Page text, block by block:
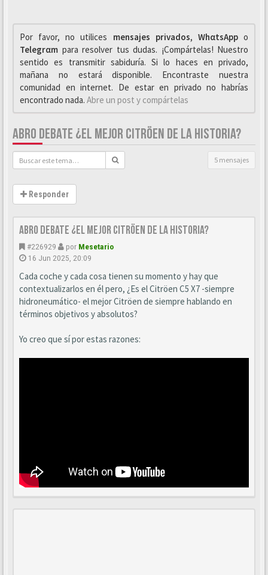
Por favor, no utilices mensajes privados, WhαtsAppo
Telegrαm para resolver tus dudas. ¡Compártelas! Nuestro
sentido es transmitir sabiduría. Si lo haces en privado,
mañana no estará disponible. Encontraste nuestra
comunidad en internet. De estar en privado no habrías
encontrado nada. Abre un post y compártelas
ABRO DEBATE ¿EL MEJOR CITRÖEN DE LA HISTORIA?
5 mensajes
Responder
ABRO DEBATE ¿EL MEJOR CITRÖEN DE LA HISTORIA?
#226929 por Mesetario
16 Jun 2025, 20:09
Cada coche y cada cosa tienen su momento y hay que
contextualizarlos en él pero, ¿Es el Citröen C5 X7 -siempre
hidroneumático- el mejor Citröen de siempre hablando en
términos objetivos y absolutos?
Yo creo que sí por estas razones: